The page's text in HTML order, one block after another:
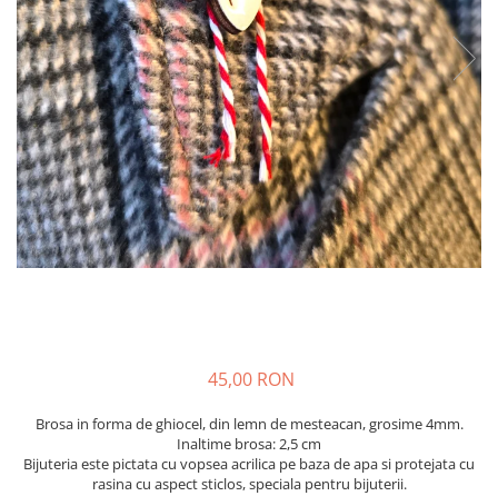
45,00 RON
Brosa in forma de ghiocel, din lemn de mesteacan, grosime 4mm.
Inaltime brosa: 2,5 cm
Bijuteria este pictata cu vopsea acrilica pe baza de apa si protejata cu
rasina cu aspect sticlos, speciala pentru bijuterii.